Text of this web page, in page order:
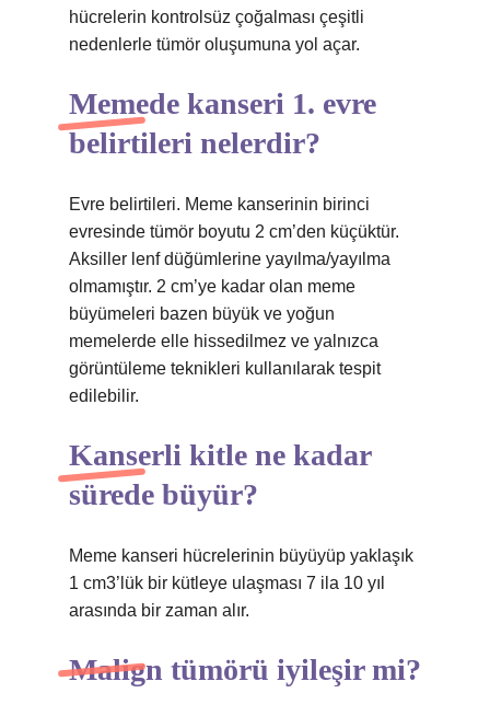
hücrelerin kontrolsüz çoğalması çeşitli
nedenlerle tümör oluşumuna yol açar.
Memede kanseri 1. evre
belirtileri nelerdir?
Evre belirtileri. Meme kanserinin birinci
evresinde tümör boyutu 2 cm’den küçüktür.
Aksiller lenf düğümlerine yayılma/yayılma
olmamıştır. 2 cm’ye kadar olan meme
büyümeleri bazen büyük ve yoğun
memelerde elle hissedilmez ve yalnızca
görüntüleme teknikleri kullanılarak tespit
edilebilir.
Kanserli kitle ne kadar
sürede büyür?
Meme kanseri hücrelerinin büyüyüp yaklaşık
1 cm3’lük bir kütleye ulaşması 7 ila 10 yıl
arasında bir zaman alır.
Malign tümörü iyileşir mi?